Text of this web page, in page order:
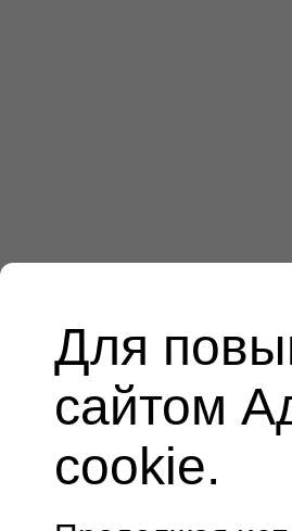
Для
сайтом
cookie.